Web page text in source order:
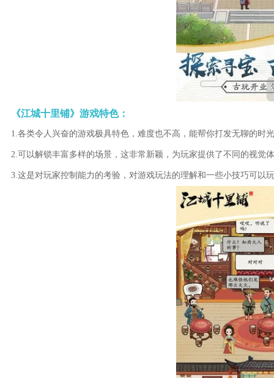
《江城十里铺》游戏特色：
1.各类令人兴奋的游戏极具特色，难度也不高，能帮你打发无聊的时
2.可以解锁丰富多样的场景，这非常新颖，为玩家提供了不同的视觉
3.这是对玩家控制能力的考验，对游戏玩法的理解和一些小技巧可以